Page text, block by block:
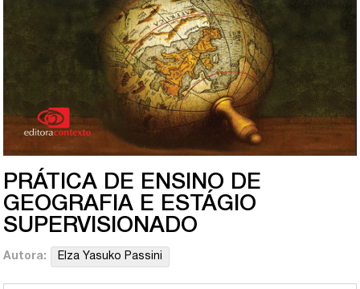
PRÁTICA DE ENSINO DE
GEOGRAFIA E ESTÁGIO
SUPERVISIONADO
Autora: Elza Yasuko Passini